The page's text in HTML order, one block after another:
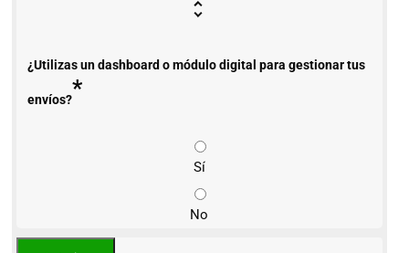
¿Utilizas un dashboard o módulo digital para gestionar tus
envíos?*
Sí
No